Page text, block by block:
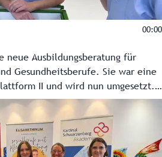
00:00
neue Ausbildungsberatung für
Gesundheitsberufe. Sie war eine
II und wird nun umgesetzt.
Team beraten telefonisch und auch
mit allen Details. #dasiststark